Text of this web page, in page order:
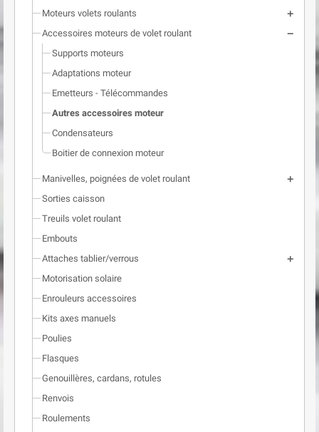
Moteurs volets roulants
add
Accessoires moteurs de volet roulant remove
Supports moteurs
Adaptations moteur
Emetteurs - Télécommandes
Autres accessoires moteur
Condensateurs
Boitier de connexion moteur
Manivelles, poignées de volet roulant add
Sorties caisson
Treuils volet roulant
Embouts
Attaches tablier/verrous
add
Motorisation solaire
Enrouleurs accessoires
Kits axes manuels
Poulies
Flasques
Genouillères, cardans, rotules
Renvois
Roulements